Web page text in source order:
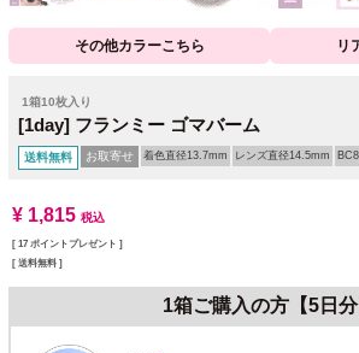
その他カラーこちら リ
1箱10枚入り
[1day] フランミー ゴマバーム
送料無料 お取寄せ 着色直径13.7mm レンズ直径14.5mm
¥ 1,815 税込
[ 17 ポイントプレゼント ]
送料無料
1箱ご購入の方【5日分